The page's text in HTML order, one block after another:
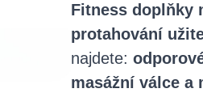
Fitness doplňky
protahování
najdete:
masážní válce a